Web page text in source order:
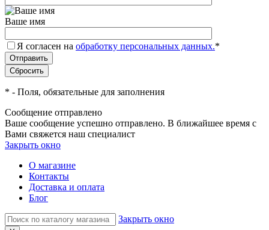
Ваше имя
Я согласен на обработку персональных данных.*
* - Поля, обязательные для заполнения
Сообщение отправлено
Ваше сообщение успешно отправлено. В ближайшее время с
Вами свяжется наш специалист
Закрыть окно
О магазине
Контакты
Доставка и оплата
Блог
Закрыть окно